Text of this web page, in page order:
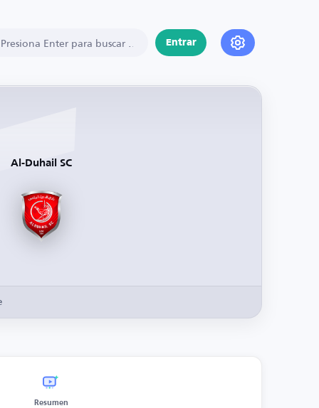
Entrar
Al-Duhail SC
Resumen